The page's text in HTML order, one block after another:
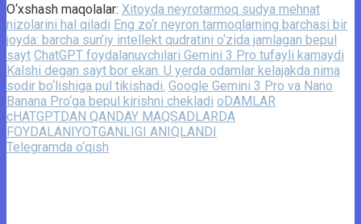
O‘xshash maqolalar: Xitoyda neyrotarmoq sudya mehnat
nizolarini hal qiladi Eng zo‘r neyron tarmoqlarning barchasi bir
joyda: barcha sun’iy intellekt qudratini o‘zida jamlagan bepul
sayt ChatGPT foydalanuvchilari Gemini 3 Pro tufayli kamaydi
Kalshi degan sayt bor ekan. U yerda odamlar kelajakda nima
sodir bo‘lishiga pul tikishadi. Google Gemini 3 Pro va Nano
Banana Pro‘ga bepul kirishni chekladi oDAMLAR
cHATGPTDAN QANDAY MAQSADLARDA
FOYDALANIYOTGANLIGI ANIQLANDI
Telegramda o‘qish